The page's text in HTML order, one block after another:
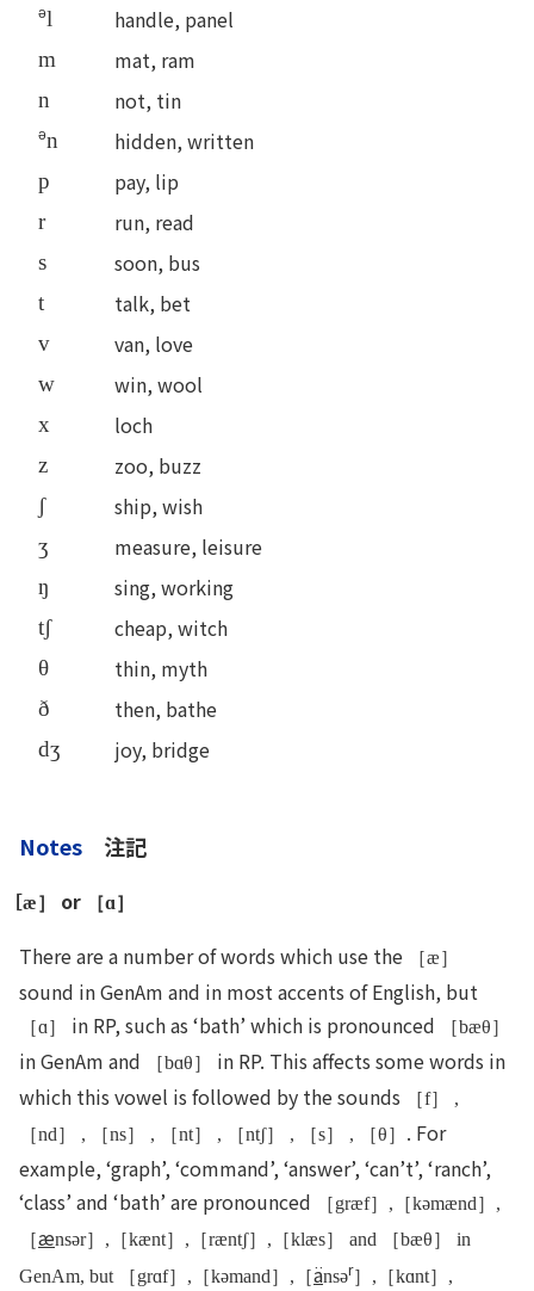
əl handle, panel
m mat, ram
n not, tin
ən hidden, written
p pay, lip
r run, read
s soon, bus
t talk, bet
v van, love
w win, wool
x loch
z zoo, buzz
ʃ ship, wish
ʒ measure, leisure
ŋ sing, working
tʃ cheap, witch
θ thin, myth
ð then, bathe
dʒ joy, bridge
Notes 注記
［æ］ or ［ɑ］
There are a number of words which use the ［æ］
sound in GenAm and in most accents of English, but
［ɑ］ in RP, such as ‘bath’ which is pronounced ［bæθ］
in GenAm and ［bɑθ］
in RP. This affects some words in
which this vowel is followed by the sounds
［f］ ,
［nd］ , ［ns］ , ［nt］ , ［ntʃ］ , ［s］ , ［θ］ . For
example, ‘graph’, ‘command’, ‘answer’, ‘can’t’, ‘ranch’,
‘class’ and ‘bath’ are pronounced
［græf］,［kəmænd］,
［ænsər］,［kænt］,［ræntʃ］,［klæs］ and ［bæθ］ in
GenAm, but ［grɑf］,［kəmand］,［änsər］,［kɑnt］,